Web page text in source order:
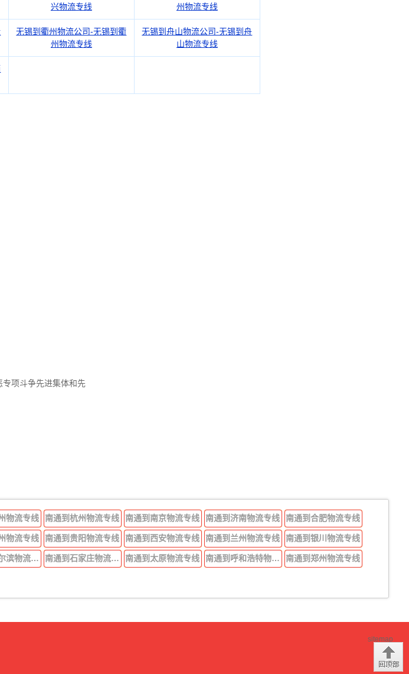
兴物流专线
州物流专线
无锡到衢州物流公司-无锡到衢
州物流专线
无锡到舟山物流公司-无锡到舟
山物流专线
项斗争先进集体和先
物流专线 南通到杭州物流专线 南通到南京物流专线 南通到济南物流专线 南通到合肥物流专线
物流专线 南通到贵阳物流专线 南通到西安物流专线 南通到兰州物流专线 南通到银川物流专线
南通到哈尔滨物流专线 南通到石家庄物流专线 南通到太原物流专线 南通到呼和浩特物流专线 南通到郑州物流专线
sitemap